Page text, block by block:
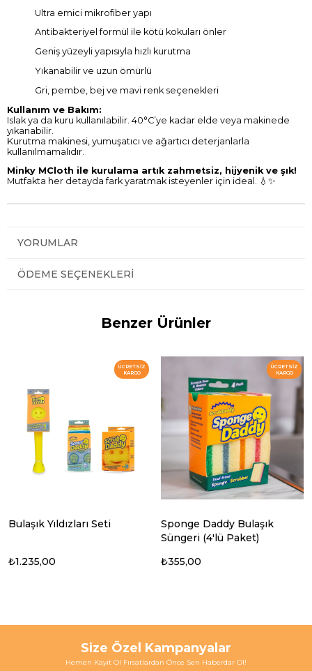
Ultra emici mikrofiber yapı
Antibakteriyel formül ile kötü kokuları önler
Geniş yüzeyli yapısıyla hızlı kurutma
Yıkanabilir ve uzun ömürlü
Gri, pembe, bej ve mavi renk seçenekleri
Kullanım ve Bakım:
Islak ya da kuru kullanılabilir. 40°C’ye kadar elde veya makinede
yıkanabilir.
Kurutma makinesi, yumuşatıcı ve ağartıcı deterjanlarla
kullanılmamalıdır.
Minky MCloth ile kurulama artık zahmetsiz, hijyenik ve şık!
Mutfakta her detayda fark yaratmak isteyenler için ideal. 💧✨
YORUMLAR
ÖDEME SEÇENEKLERI
Benzer Ürünler
Bulaşık Yıldızları Seti
₺1.235,00
ÜCRETSIZ
KARGO
Sponge Daddy Bulaşık
Süngeri (4'lü Paket)
₺355,00
ÜCRETSIZ
KARGO
Size Özel Kampanyalar
Hemen Kayıt Ol Fırsatlardan Önce Sen Haberdar Ol!